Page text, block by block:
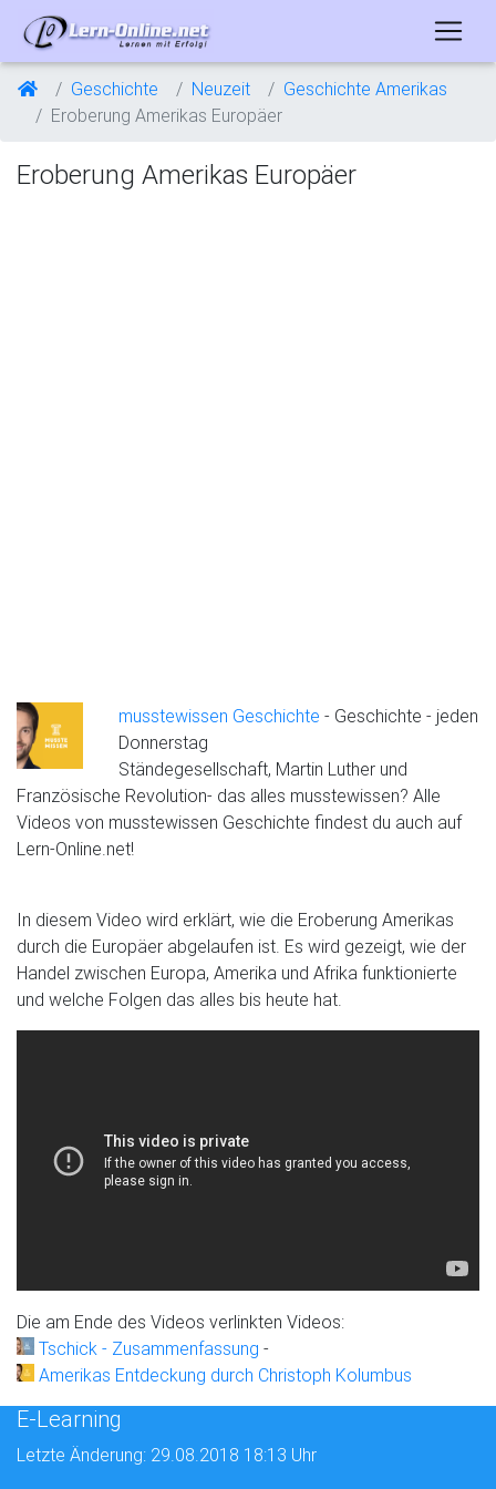
Geschichte Neuzeit
Geschichte Amerikas
Eroberung Amerikas Europäer
Eroberung Amerikas Europäer
musstewissen Geschichte - Geschichte - jeden
Donnerstag
Ständegesellschaft, Martin Luther und
Französische Revolution- das alles musstewissen? Alle
Videos von musstewissen Geschichte findest du auch auf
Lern-Online.net!
In diesem Video wird erklärt, wie die Eroberung Amerikas
durch die Europäer abgelaufen ist. Es wird gezeigt, wie der
Handel zwischen Europa, Amerika und Afrika funktionierte
und welche Folgen das alles bis heute hat.
Die am Ende des Videos verlinkten Videos:
Tschick - Zusammenfassung -
Amerikas Entdeckung durch Christoph Kolumbus
E-Learning
Letzte Änderung: 29.08.2018 18:13 Uhr